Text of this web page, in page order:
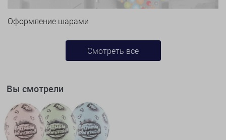
Оформление шарами
Смотреть все
Вы смотрели